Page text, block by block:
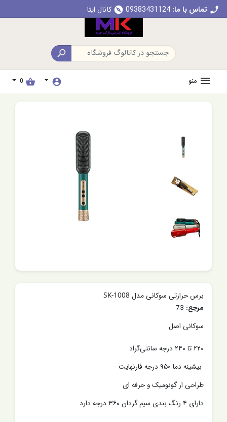
call تماس با ما: 09383431124
explore کانال ایتا

منو account_circle
shopping_basket
0
برس حرارتی سوکانی مدل SK-1008
مرجع:
سوکانی اصل
۲۲۰ تا ۲۴۰ درجه سانتی‌گراد
بیشینه دما ۹۵۰ درجه فارنهایت
طراحی ار گونومیک و حرفه ای
دارای ۴ رنگ بندی سیم گردان ۳۶۰ درجه دارد